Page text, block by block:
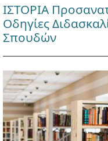
ΙΣΤΟΡΙΑ
Οδηγίες
Σπουδών